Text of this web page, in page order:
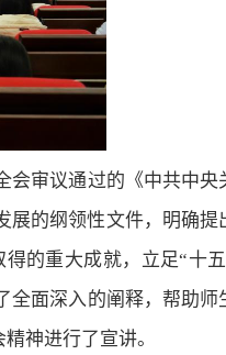
会审议通过的《中共中央
展的纲领性文件，明确提
的重大成就，立足“十
全面深入的阐释，帮助师
神进行了宣讲。